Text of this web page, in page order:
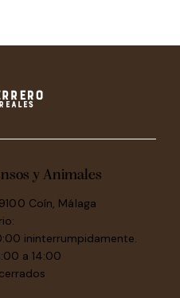
y Animales
Coín, Málaga
ininterrumpidamente.
a 14:00